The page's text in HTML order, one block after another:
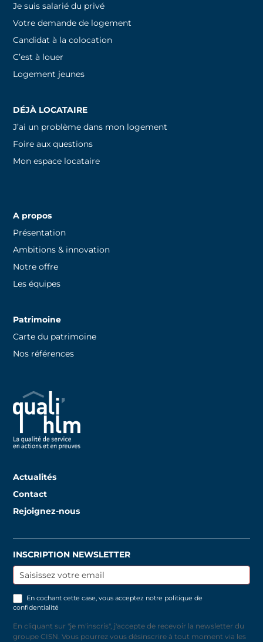
Je suis salarié du privé
Votre demande de logement
Candidat à la colocation
C’est à louer
Logement jeunes
DÉJÀ LOCATAIRE
J’ai un problème dans mon logement
Foire aux questions
Mon espace locataire
A propos
Présentation
Ambitions & innovation
Notre offre
Les équipes
Patrimoine
Carte du patrimoine
Nos références
Actualités
Contact
Rejoignez-nous
Inscription
newsletter
INSCRIPTION NEWSLETTER
En cochant cette case, vous acceptez notre politique de
confidentialité
En cliquant sur "je m'inscris", j'accepte de recevoir la newsletter du
groupe CISN. Vous pourrez vous désinscrire à tout moment via les